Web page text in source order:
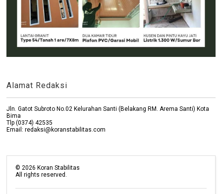
Alamat Redaksi
Jln. Gatot Subroto No.02 Kelurahan Santi (Belakang RM. Arema Santi) Kota
Bima
Tlp (0374) 42535
Email: redaksi@koranstabilitas.com
©2026 Koran Stabilitas
All rights reserved.